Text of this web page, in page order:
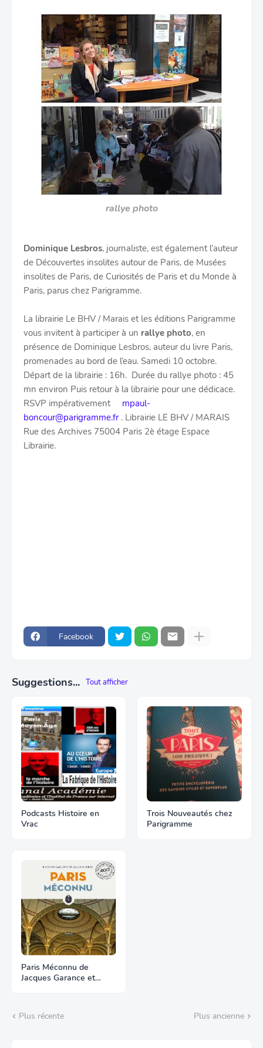
rallye photo
Dominique Lesbros, journaliste, est également l’auteur
de Découvertes insolites autour de Paris, de Musées
insolites de Paris, de Curiosités de Paris et du Monde à
Paris, parus chez Parigramme.
La librairie Le BHV / Marais et les éditions Parigramme
vous invitent à participer à un rallye photo, en
présence de Dominique Lesbros, auteur du livre Paris,
promenades au bord de l’eau. Samedi 10 octobre.
Départ de la librairie : 16h. Durée du rallye photo : 45
mn environ Puis retour à la librairie pour une dédicace.
RSVP impérativement mpaul-
boncour@parigramme.fr. Librairie LE BHV / MARAIS
Rue des Archives 75004 Paris 2è étage Espace
Librairie.
Facebook
Suggestions... Tout afficher
Podcasts Histoire en
Vrac
Trois Nouveautés chez
Parigramme
Paris Méconnu de
Jacques Garance et
Plus récente Plus ancienne